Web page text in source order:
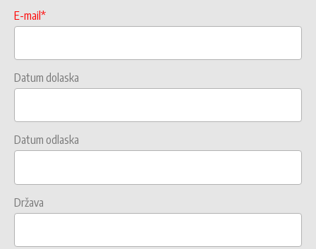
E-mail*
Datum dolaska
Datum odlaska
Država